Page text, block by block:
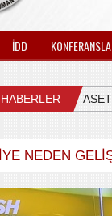
İDD
SİYASETİN
NEDEN